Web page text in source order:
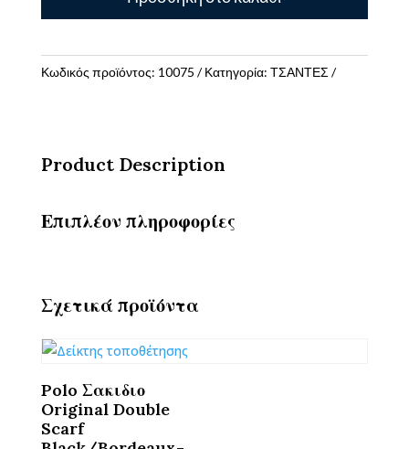
TROLLEY
STITCH
Κωδικός προϊόντος: 10075 Κατηγορία: ΤΣΑΝΤΕΣ
Product Description
Επιπλέον πληροφορίες
Σχετικά προϊόντα
Polo Σακιδιο
Original Double
Scarf